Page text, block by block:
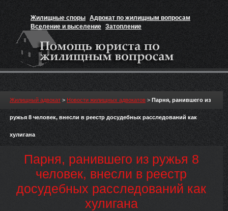
Жилищные споры Адвокат по жилищным вопросам
Вселение и выселение Затопление
Признание прав на жильё
Жилищный адвокат > Новости жилищных адвокатов > Парня, ранившего из
ружья 8 человек, внесли в реестр досудебных расследований как
хулигана
Парня, ранившего из ружья 8
человек, внесли в реестр
досудебных расследований как
хулигана